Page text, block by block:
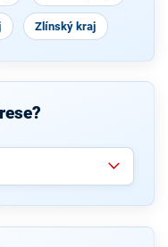
Zlínský kraj